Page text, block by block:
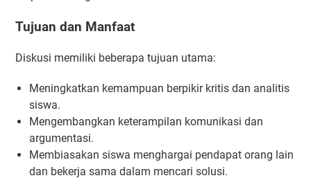
Tujuan dan Manfaat
Diskusi memiliki beberapa tujuan utama:
Meningkatkan kemampuan berpikir kritis dan analitis
siswa.
Mengembangkan keterampilan komunikasi dan
argumentasi.
Membiasakan siswa menghargai pendapat orang lain
dan bekerja sama dalam mencari solusi.